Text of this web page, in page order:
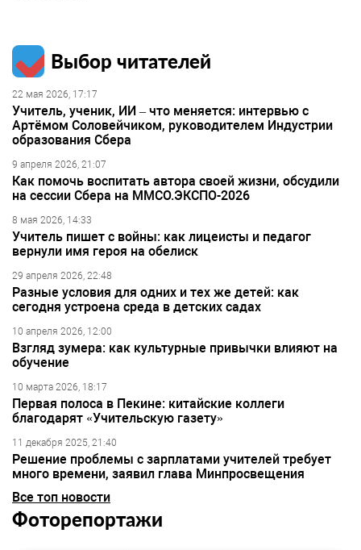
Выбор читателей
22 мая 2026, 17:17
Учитель, ученик, ИИ – что меняется: интервью с
Артёмом Соловейчиком, руководителем Индустрии
образования Сбера
9 апреля 2026, 21:07
Как помочь воспитать автора своей жизни, обсудили
на сессии Сбера на ММСО.ЭКСПО-2026
8 мая 2026, 14:33
Учитель пишет с войны: как лицеисты и педагог
вернули имя героя на обелиск
29 апреля 2026, 22:48
Разные условия для одних и тех же детей: как
сегодня устроена среда в детских садах
10 апреля 2026, 12:00
Взгляд зумера: как культурные привычки влияют на
обучение
10 марта 2026, 18:17
Первая полоса в Пекине: китайские коллеги
благодарят «Учительскую газету»
11 декабря 2025, 21:40
Решение проблемы с зарплатами учителей требует
много времени, заявил глава Минпросвещения
Все топ новости
Фоторепортажи